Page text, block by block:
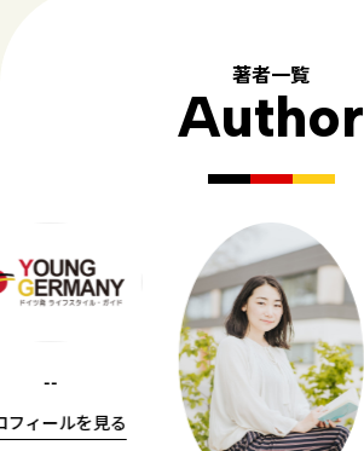
著者一覧
Author
--
フィールを見る